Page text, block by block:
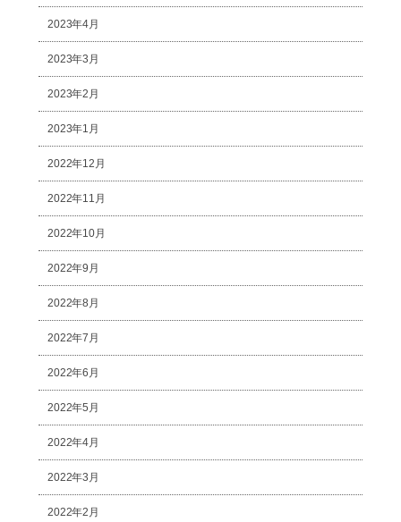
2023年4月
2023年3月
2023年2月
2023年1月
2022年12月
2022年11月
2022年10月
2022年9月
2022年8月
2022年7月
2022年6月
2022年5月
2022年4月
2022年3月
2022年2月